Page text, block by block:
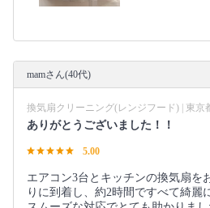
mamさん(40代)
換気扇クリーニング(レンジフード) | 東京
ありがとうございました！！
5.00
エアコン3台とキッチンの換気扇を
りに到着し、約2時間ですべて綺麗